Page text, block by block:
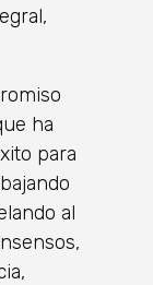
ha
para
al